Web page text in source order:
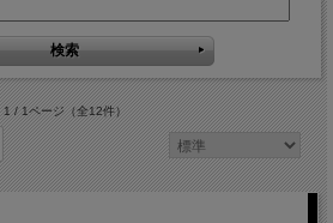
1 / 1ページ（全12件）